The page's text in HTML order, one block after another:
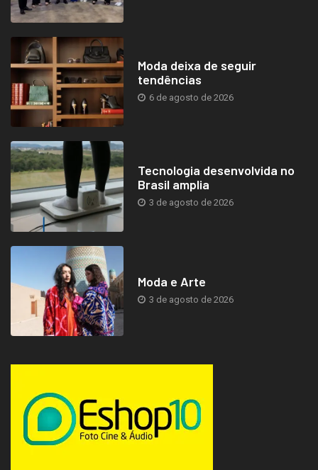
Moda deixa de seguir
tendências
6 de agosto de 2026
Tecnologia desenvolvida no
Brasil amplia
3 de agosto de 2026
Moda e Arte
3 de agosto de 2026